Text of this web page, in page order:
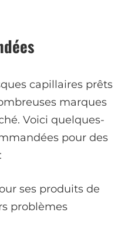
capillaires prêts
marques
Voici quelques-
pour des
ses produits de
problèmes